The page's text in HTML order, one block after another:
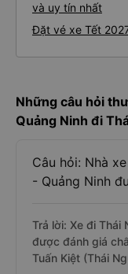
và uy tín nhất
Đặt vé xe Tết
Những câu hỏi
Quảng Ninh đi
Câu hỏi: Nhà
- Quảng Ninh
Trả lời: Xe đi Thái
được đánh giá
Tuấn Kiệt (Thái